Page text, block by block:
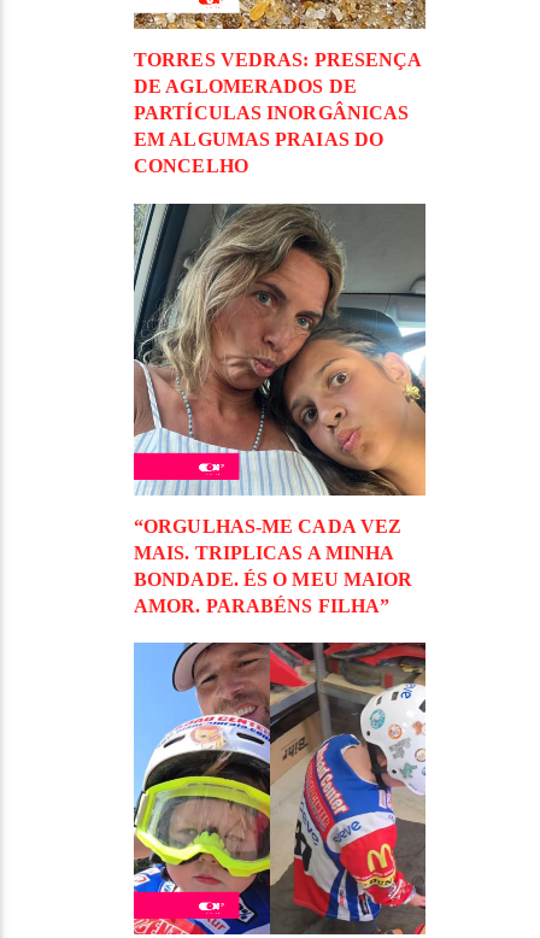
TORRES VEDRAS: PRESENÇA
DE AGLOMERADOS DE
PARTÍCULAS INORGÂNICAS
EM ALGUMAS PRAIAS DO
CONCELHO
“ORGULHAS-ME CADA VEZ
MAIS. TRIPLICAS A MINHA
BONDADE. ÉS O MEU MAIOR
AMOR. PARABÉNS FILHA”